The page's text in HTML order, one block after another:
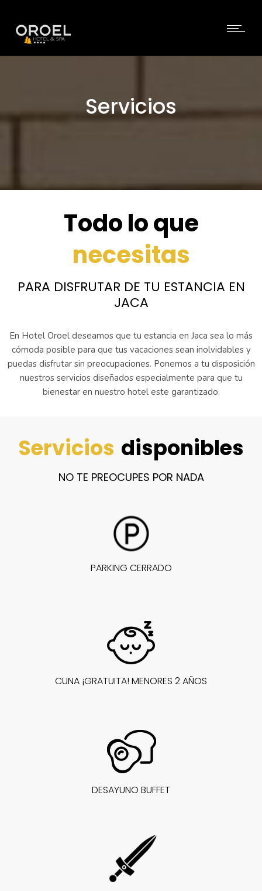
Servicios
Todo lo que
necesitas
PARA DISFRUTAR DE TU ESTANCIA EN
JACA
En Hotel Oroel deseamos que tu estancia en Jaca sea lo más
cómoda posible para que tus vacaciones sean inolvidables y
puedas disfrutar sin preocupaciones. Ponemos a tu disposición
nuestros servicios diseñados especialmente para que tu
bienestar en nuestro hotel este garantizado.
Servicios disponibles
NO TE PREOCUPES POR NADA
PARKING CERRADO
CUNA ¡GRATUITA! MENORES 2 AÑOS
DESAYUNO BUFFET